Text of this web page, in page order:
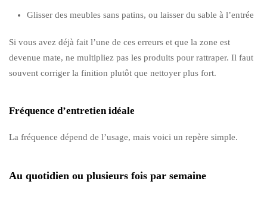
Glisser des meubles sans patins, ou laisser du sable à l’entrée
Si vous avez déjà fait l’une de ces erreurs et que la zone est
devenue mate, ne multipliez pas les produits pour rattraper. Il faut
souvent corriger la finition plutôt que nettoyer plus fort.
Fréquence d’entretien idéale
La fréquence dépend de l’usage, mais voici un repère simple.
Au quotidien ou plusieurs fois par semaine